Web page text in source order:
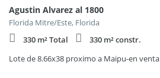
Agustin Alvarez al 1800
Florida Mitre/Este, Florida
330 m² Total
330 m² constr.
Lote de 8.66x38 proximo a Maipu-en venta